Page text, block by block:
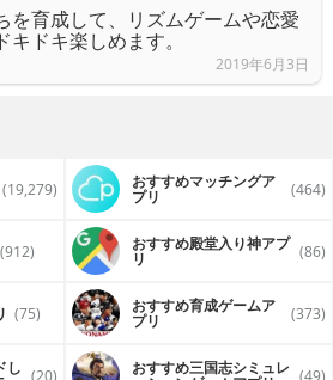
を育成して、リズムゲームや恋愛
ドキ楽しめます。
2019年6月3日
(19,279) おすすめマッチングア
プリ (464)
(912) おすすめ殿堂入り神アプ
リ (86)
(75) おすすめ育成ゲームア
プリ (373)
し (20) おすすめ三国志シミュレ (49)